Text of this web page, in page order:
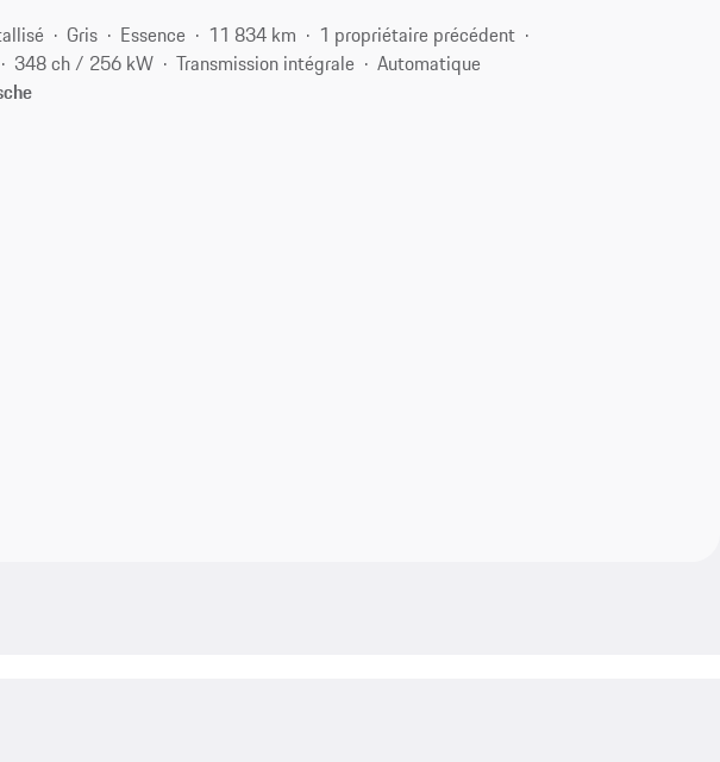
Gris Essence 11 834 km
1 propriétaire précédent
348 ch / 256 kW Transmission intégrale
Automatique